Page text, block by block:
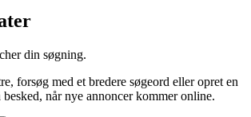
din søgning.
forsøg med et bredere søgeord eller opret en
når nye annoncer kommer online.